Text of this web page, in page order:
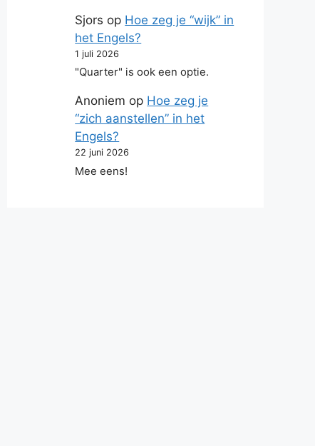
Sjors op Hoe zeg je “wijk” in
het Engels?
1 juli 2026
"Quarter" is ook een optie.
Anoniem op Hoe zeg je
“zich aanstellen” in het
Engels?
22 juni 2026
Mee eens!